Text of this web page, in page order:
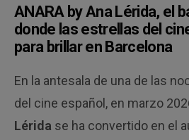
ANARA by Ana Lérida, el
donde las estrellas del
para brillar en Barcelona
En la antesala de una de las
del cine español, en marzo
Lérida se ha convertido en el